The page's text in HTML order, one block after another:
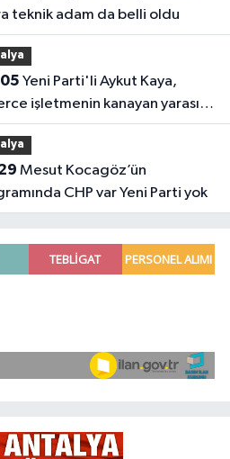
teknik adam da belli oldu
işletmenin kanayan yarasını
taşıdı
CHP var Yeni Parti yok